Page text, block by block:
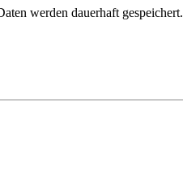
werden dauerhaft gespeichert.